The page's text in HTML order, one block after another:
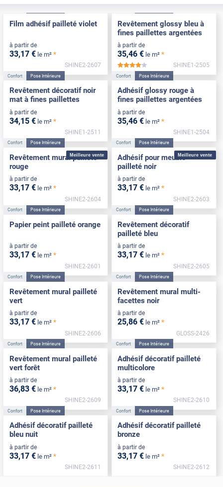
Film adhésif pailleté violet
à partir de
33,17 € le m² *
SHINE2-2607
Revêtement glossy bleu à
fines paillettes argentées
à partir de
35,46 € le m² *
*****
SHINE1-2505
Confort Pose Intérieure
Revêtement décoratif noir
mat à fines paillettes
à partir de
34,15 € le m² *
SHINE1-2511
Confort Pose Intérieure
Adhésif glossy rouge à
fines paillettes argentées
à partir de
35,46 € le m² *
SHINE1-2504
Meilleure vente
Confort Pose Intérieure
Revêtement mural pailleté
rouge
à partir de
33,17 € le m² *
SHINE2-2604
Meilleure vente
Confort Pose Intérieure
Adhésif pour meuble
pailleté noir
à partir de
33,17 € le m² *
SHINE2-2603
Confort Pose Intérieure
Papier peint pailleté orange
à partir de
33,17 € le m² *
SHINE2-2601
Confort Pose Intérieure
Revêtement décoratif
pailleté bleu
à partir de
33,17 € le m² *
SHINE2-2605
Confort Pose Intérieure
Revêtement mural pailleté
vert
à partir de
33,17 € le m² *
SHINE2-2606
Confort Pose Intérieure
Revêtement mural multi-
facettes noir
à partir de
25,86 € le m² *
GLOSS-2426
Confort Pose Intérieure
Revêtement mural pailleté
vert forêt
à partir de
36,83 € le m² *
SHINE2-2609
Confort Pose Intérieure
Adhésif décoratif pailleté
multicolore
à partir de
33,17 € le m² *
SHINE2-2610
Confort Pose Intérieure
Adhésif décoratif pailleté
bleu nuit
à partir de
33,17 € le m² *
SHINE2-2611
Confort Pose Intérieure
Adhésif décoratif pailleté
bronze
à partir de
33,17 € le m² *
SHINE2-2612